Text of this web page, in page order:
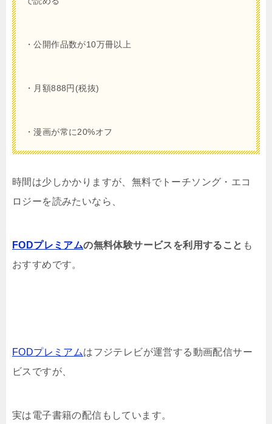
・公開作品数が10万冊以上
・月額888円(税抜)
・漫画が常に20%オフ
時間は少しかかりますが、無料でトーチソング・エコ
ロジーを読みたいなら、
FODプレミアムの無料体験サービスを利用すること も
おすすめです。
FODプレミアムはフジテレビが運営する動画配信サー
ビスですが、
実は電子書籍の配信もしています。